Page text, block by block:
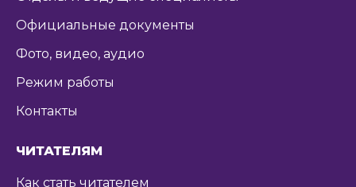
Официальные документы
Фото, видео, аудио
Режим работы
Контакты
ЧИТАТЕЛЯМ
Как стать читателем